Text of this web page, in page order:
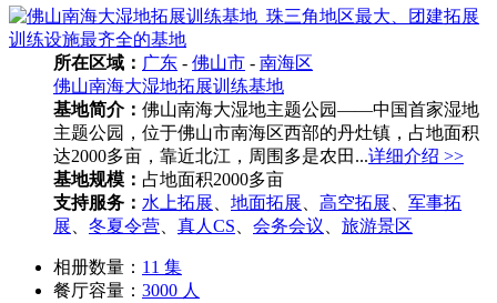
所在区域： 广东 - 佛山市 - 南海区
佛山南海大湿地拓展训练基地
基地简介： 佛山南海大湿地主题公园——中国首家湿地
主题公园，位于佛山市南海区西部的丹灶镇，占地面积
达2000多亩，靠近北江，周围多是农田...详细介绍 >>
基地规模： 占地面积2000多亩
支持服务： 水上拓展 地面拓展 高空拓展
军事拓
展
冬夏令营 真人CS 会务会议 旅游景区
相册数量： 11 集
餐厅容量： 3000 人